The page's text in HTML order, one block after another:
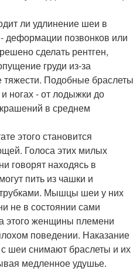
ли удлинение шеи в
деформации позвонков или
сделать рентген,
груди из-за
Подобные браслеты
ногах - от лодыжки до
в среднем
этого становится
Голоса этих милых
говорят находясь в
пить из чашки и
Мышцы шеи у них
не в состоянии сами
этого женщины племени
поведении. Наказание
шеи снимают браслеты и их
медленное удушье.